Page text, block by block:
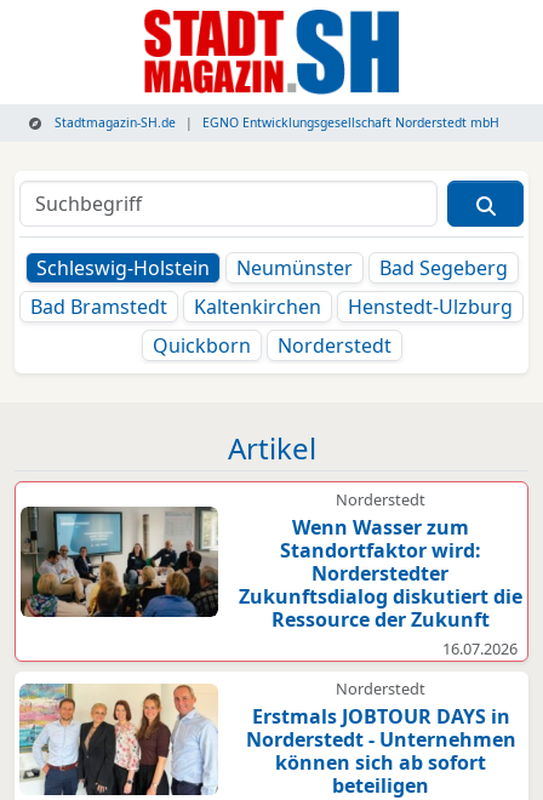
Stadtmagazin-SH.de EGNO Entwicklungsgesellschaft Norderstedt mbH
Schleswig-Holstein Neumünster
Bad Segeberg
Bad Bramstedt
Kaltenkirchen
Henstedt-Ulzburg
Quickborn
Norderstedt
Artikel
Norderstedt
Wenn Wasser zum
Standortfaktor wird:
Norderstedter
Zukunftsdialog diskutiert die
Ressource der Zukunft
16.07.2026
Norderstedt
Erstmals JOBTOUR DAYS in
Norderstedt - Unternehmen
können sich ab sofort
beteiligen